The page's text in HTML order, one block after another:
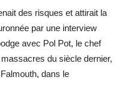
des risques et attirait la
par une interview
avec Pol Pot, le chef
du siècle dernier,
dans le